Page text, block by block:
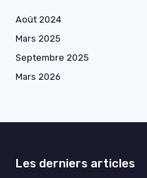
Août 2024
Mars 2025
Septembre 2025
Mars 2026
Les derniers articles